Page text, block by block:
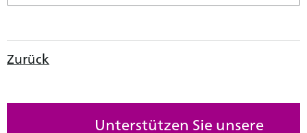
Zurück
Unterstützen Sie unsere